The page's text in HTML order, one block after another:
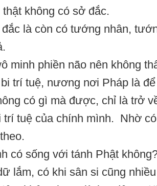
không có sở đắc.
là còn có tướng nhân,
minh phiền não nên không
trí tuệ, nương nơi Pháp là
có gì mà được, chỉ là trở
tuệ của chính mình. Nhờ
có sống với tánh Phật
lắm, có khi sân si cũng